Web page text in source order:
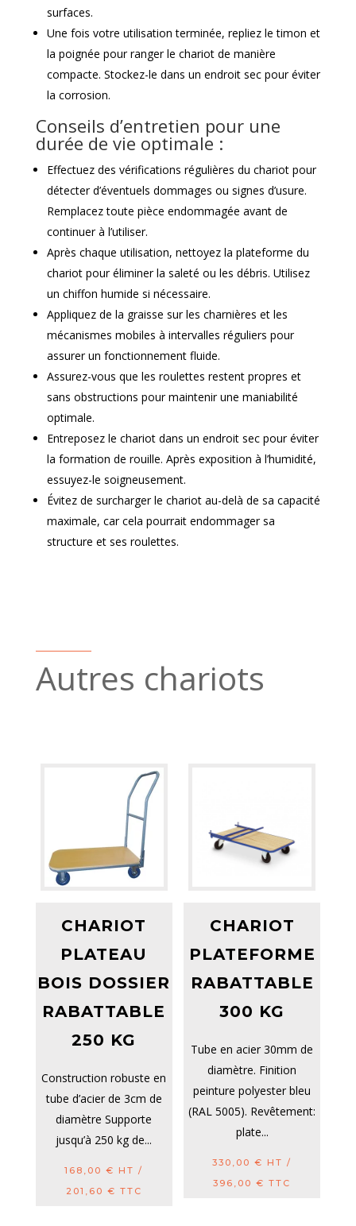
surfaces.
Une fois votre utilisation terminée, repliez le timon et
la poignée pour ranger le chariot de manière
compacte. Stockez-le dans un endroit sec pour éviter
la corrosion.
Conseils d’entretien pour une
durée de vie optimale :
Effectuez des vérifications régulières du chariot pour
détecter d’éventuels dommages ou signes d’usure.
Remplacez toute pièce endommagée avant de
continuer à l’utiliser.
Après chaque utilisation, nettoyez la plateforme du
chariot pour éliminer la saleté ou les débris. Utilisez
un chiffon humide si nécessaire.
Appliquez de la graisse sur les charnières et les
mécanismes mobiles à intervalles réguliers pour
assurer un fonctionnement fluide.
Assurez-vous que les roulettes restent propres et
sans obstructions pour maintenir une maniabilité
optimale.
Entreposez le chariot dans un endroit sec pour éviter
la formation de rouille. Après exposition à l’humidité,
essuyez-le soigneusement.
Évitez de surcharger le chariot au-delà de sa capacité
maximale, car cela pourrait endommager sa
structure et ses roulettes.
Autres chariots
CHARIOT
PLATEAU
BOIS DOSSIER
RABATTABLE
250 KG
Construction robuste en
tube d’acier de 3cm de
diamètre Supporte
jusqu’à 250 kg de...
168,00€ HT /
201,60 € TTC
CHARIOT
PLATEFORME
RABATTABLE
300 KG
Tube en acier 30mm de
diamètre. Finition
peinture polyester bleu
(RAL 5005). Revêtement:
plate...
330,00€ HT /
396,00€ TTC